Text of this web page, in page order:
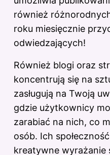
również
roku miesięcznie
odwiedzających!
Również blogi oraz
koncentrują się na
zasługują na Twoją
gdzie użytkownicy
zarabiać na nich, co
osób. Ich
kreatywne wyrażanie